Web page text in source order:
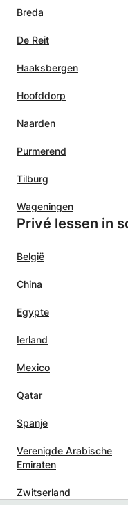
Breda
De Reit
Haaksbergen
Hoofddorp
Naarden
Purmerend
Tilburg
Wageningen
Privé lessen in
België
China
Egypte
Ierland
Mexico
Qatar
Spanje
Verenigde Arabische
Emiraten
Zwitserland